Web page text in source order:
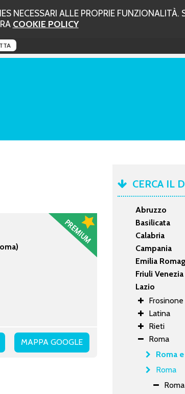
ALLE PROPRIE FUNZIONALITÀ.
COOKIE POLICY
MAPPA GOOGLE
CERCA IL
Abruzzo
Basilicata
Calabria
Campania
Emilia
Friuli
Lazio
Frosinone
Latina
Rieti
Roma
Roma
Roma